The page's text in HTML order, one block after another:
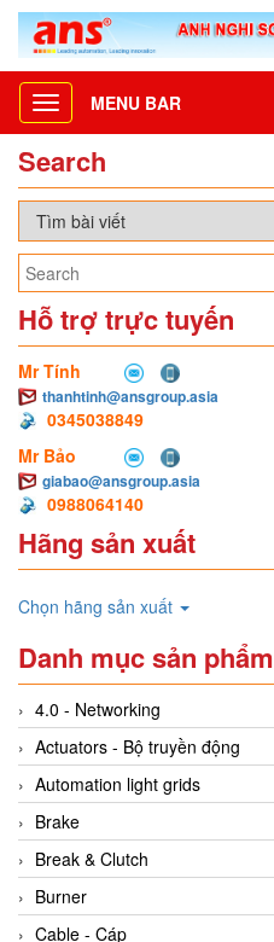
Toggle
navigation
MENU BAR
Search
Hỗ trợ trực tuyến
Mr Tính
thanhtinh@ansgroup.asia
0345038849
Mr Bảo
giabao@ansgroup.asia
0988064140
Hãng sản xuất
Chọn hãng sản xuất
Danh mục sản phẩm
4.0 - Networking
Actuators - Bộ truyền động
Automation light grids
Brake
Break & Clutch
Burner
Cable - Cáp